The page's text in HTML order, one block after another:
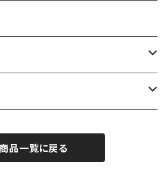
商品一覧に戻る